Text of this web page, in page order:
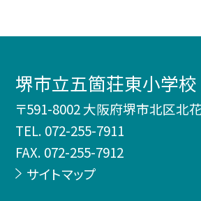
堺市立五箇荘東小学校
〒591-8002 大阪府堺市北区北
TEL. 072-255-7911
FAX. 072-255-7912
サイトマップ